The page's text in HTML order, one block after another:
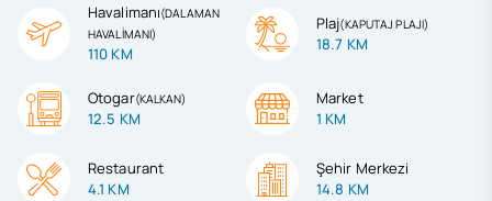
Havalimanı(DALAMAN
HAVALİMANI)
110 KM
Plaj(KAPUTAJ PLAJI)
18.7 KM
Otogar(KALKAN)
12.5 KM
Market
1 KM
Restaurant
4.1 KM
Şehir Merkezi
14.8 KM